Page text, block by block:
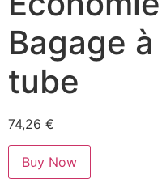
Bagage
tube
74,26 €
Buy Now